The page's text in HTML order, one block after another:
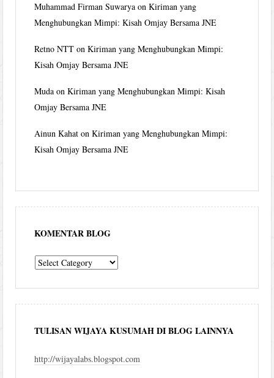
Muhammad Firman Suwarya onKiriman yang
Menghubungkan Mimpi: Kisah Omjay Bersama JNE
Retno NTT onKiriman yang Menghubungkan Mimpi:
Kisah Omjay Bersama JNE
Muda onKiriman yang Menghubungkan Mimpi: Kisah
Omjay Bersama JNE
Ainun Kahat onKiriman yang Menghubungkan Mimpi:
Kisah Omjay Bersama JNE
KOMENTAR BLOG
komentar
TULISAN WIJAYA KUSUMAH DI BLOG LAINNYA
http://wijayalabs.blogspot.com